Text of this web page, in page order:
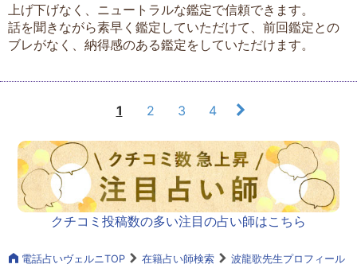
上げ下げなく、ニュートラルな鑑定で信頼できます。
話を聞きながら素早く鑑定していただけて、前回鑑定との
ブレがなく、納得感のある鑑定をしていただけます。
1 2 3 4
クチコミ投稿数の多い注目の占い師はこちら
電話占いヴェルニTOP 在籍占い師検索
波龍歌先生プロフィール